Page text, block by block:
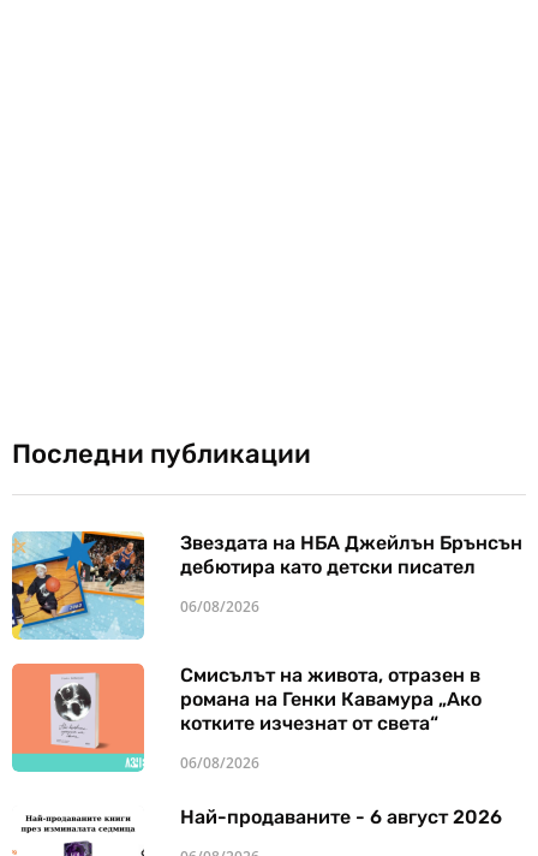
Последни публикации
Звездата на НБА Джейлън Брънсън
дебютира като детски писател
06/08/2026
Смисълът на живота, отразен в
романа на Генки Кавамура „Ако
котките изчезнат от света“
06/08/2026
Най-продаваните - 6 август 2026